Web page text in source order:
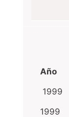
Año
1999
1999